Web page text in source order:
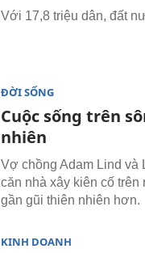
Với 17,8 triệu dân, đất
ĐỜI SỐNG
Cuộc sống trên
nhiên
Vợ chồng Adam Lind và
căn nhà xây kiên cố
gần gũi thiên nhiên hơn.
KINH DOANH